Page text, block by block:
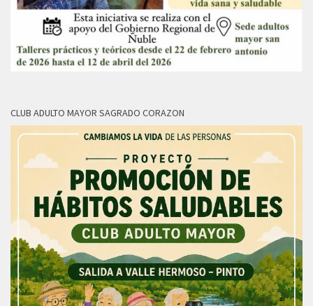
CLUB ADULTO MAYOR SAGRADO CORAZON